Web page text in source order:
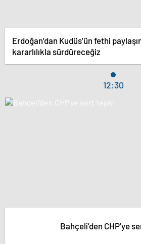
Erdoğan’dan Kudüs’ün fethi
kararlılıkla sürdüreceğiz
12:30
Bahçeli’den CHP’ye